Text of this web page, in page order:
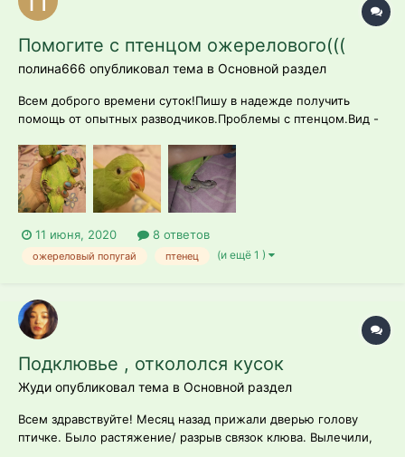
Помогите с птенцом ожерелового(((
полина666 опубликовал тема в Основной раздел
Всем доброго времени суток!Пишу в надежде получить
помощь от опытных разводчиков.Проблемы с птенцом.Вид -
- родителямиПроблема состоит в том, что у малыша что-то с
лапками, они скручены и он очень с трудом ими двигает.
если пытается карабкаться...
11 июня, 2020 8 ответов
ожереловый попугай птенец (и ещё 1 )
Подклювье , откололся кусок
Жуди опубликовал тема в Основной раздел
Всем здравствуйте! Месяц назад прижали дверью голову
птичке. Было растяжение/ разрыв связок клюва. Вылечили,